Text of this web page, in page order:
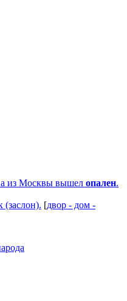
из Москвы вышел опален.
(заслон). [двор - дом -